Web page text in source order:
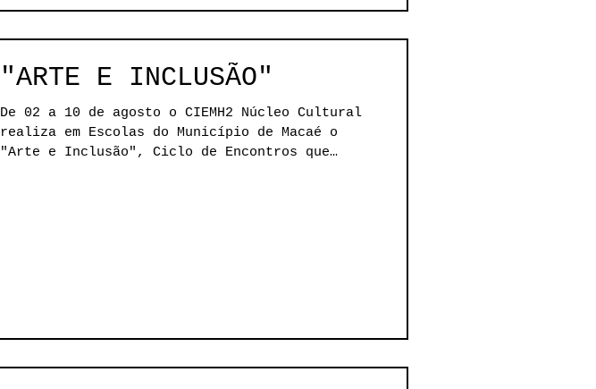
"ARTE E INCLUSÃO"
De 02 a 10 de agosto o CIEMH2 Núcleo Cultural
realiza em Escolas do Município de Macaé o
"Arte e Inclusão", Ciclo de Encontros que